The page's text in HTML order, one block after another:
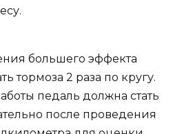
большего эффекта
тормоза 2 раза по кругу.
педаль должна стать
после проведения